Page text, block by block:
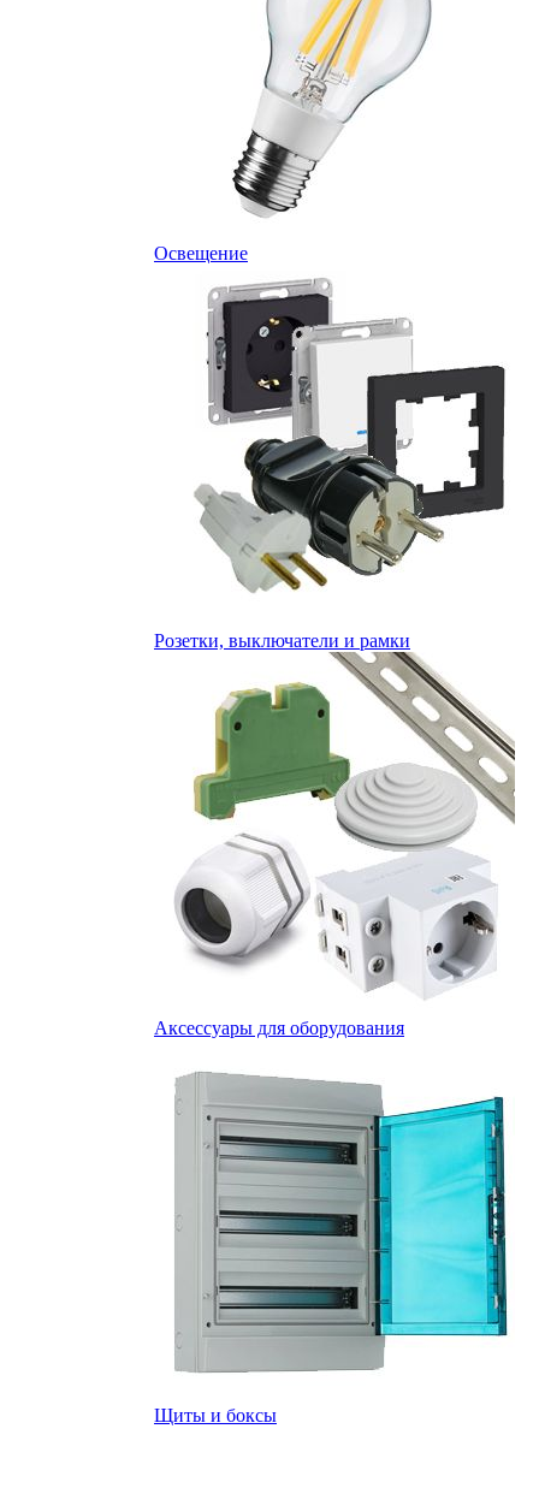
Освещение
Розетки, выключатели и рамки
Аксессуары для оборудования
Щиты и боксы